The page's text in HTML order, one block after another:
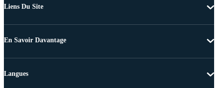
Liens Du Site
En Savoir Davantage
Langues